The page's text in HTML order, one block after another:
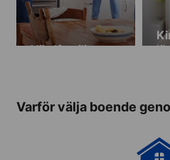
Värdfamilj
Varför välja boende